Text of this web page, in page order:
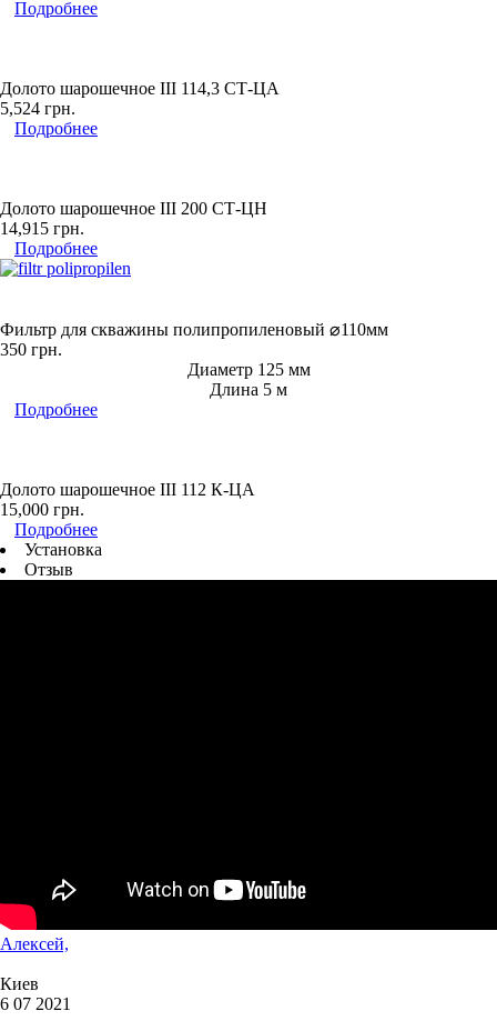
Подробнее
Долото шарошечное ІІІ 114,3 СТ-ЦА
5,524 грн.
Подробнее
Долото шарошечное ІІІ 200 СТ-ЦН
14,915 грн.
Подробнее
Фильтр для скважины полипропиленовый ⌀110мм
350 грн.
Диаметр 125 мм
Длина 5 м
Подробнее
Долото шарошечное ІІІ 112 К-ЦА
15,000 грн.
Подробнее
Установка
Отзыв
Алексей,
Киев
6 07 2021